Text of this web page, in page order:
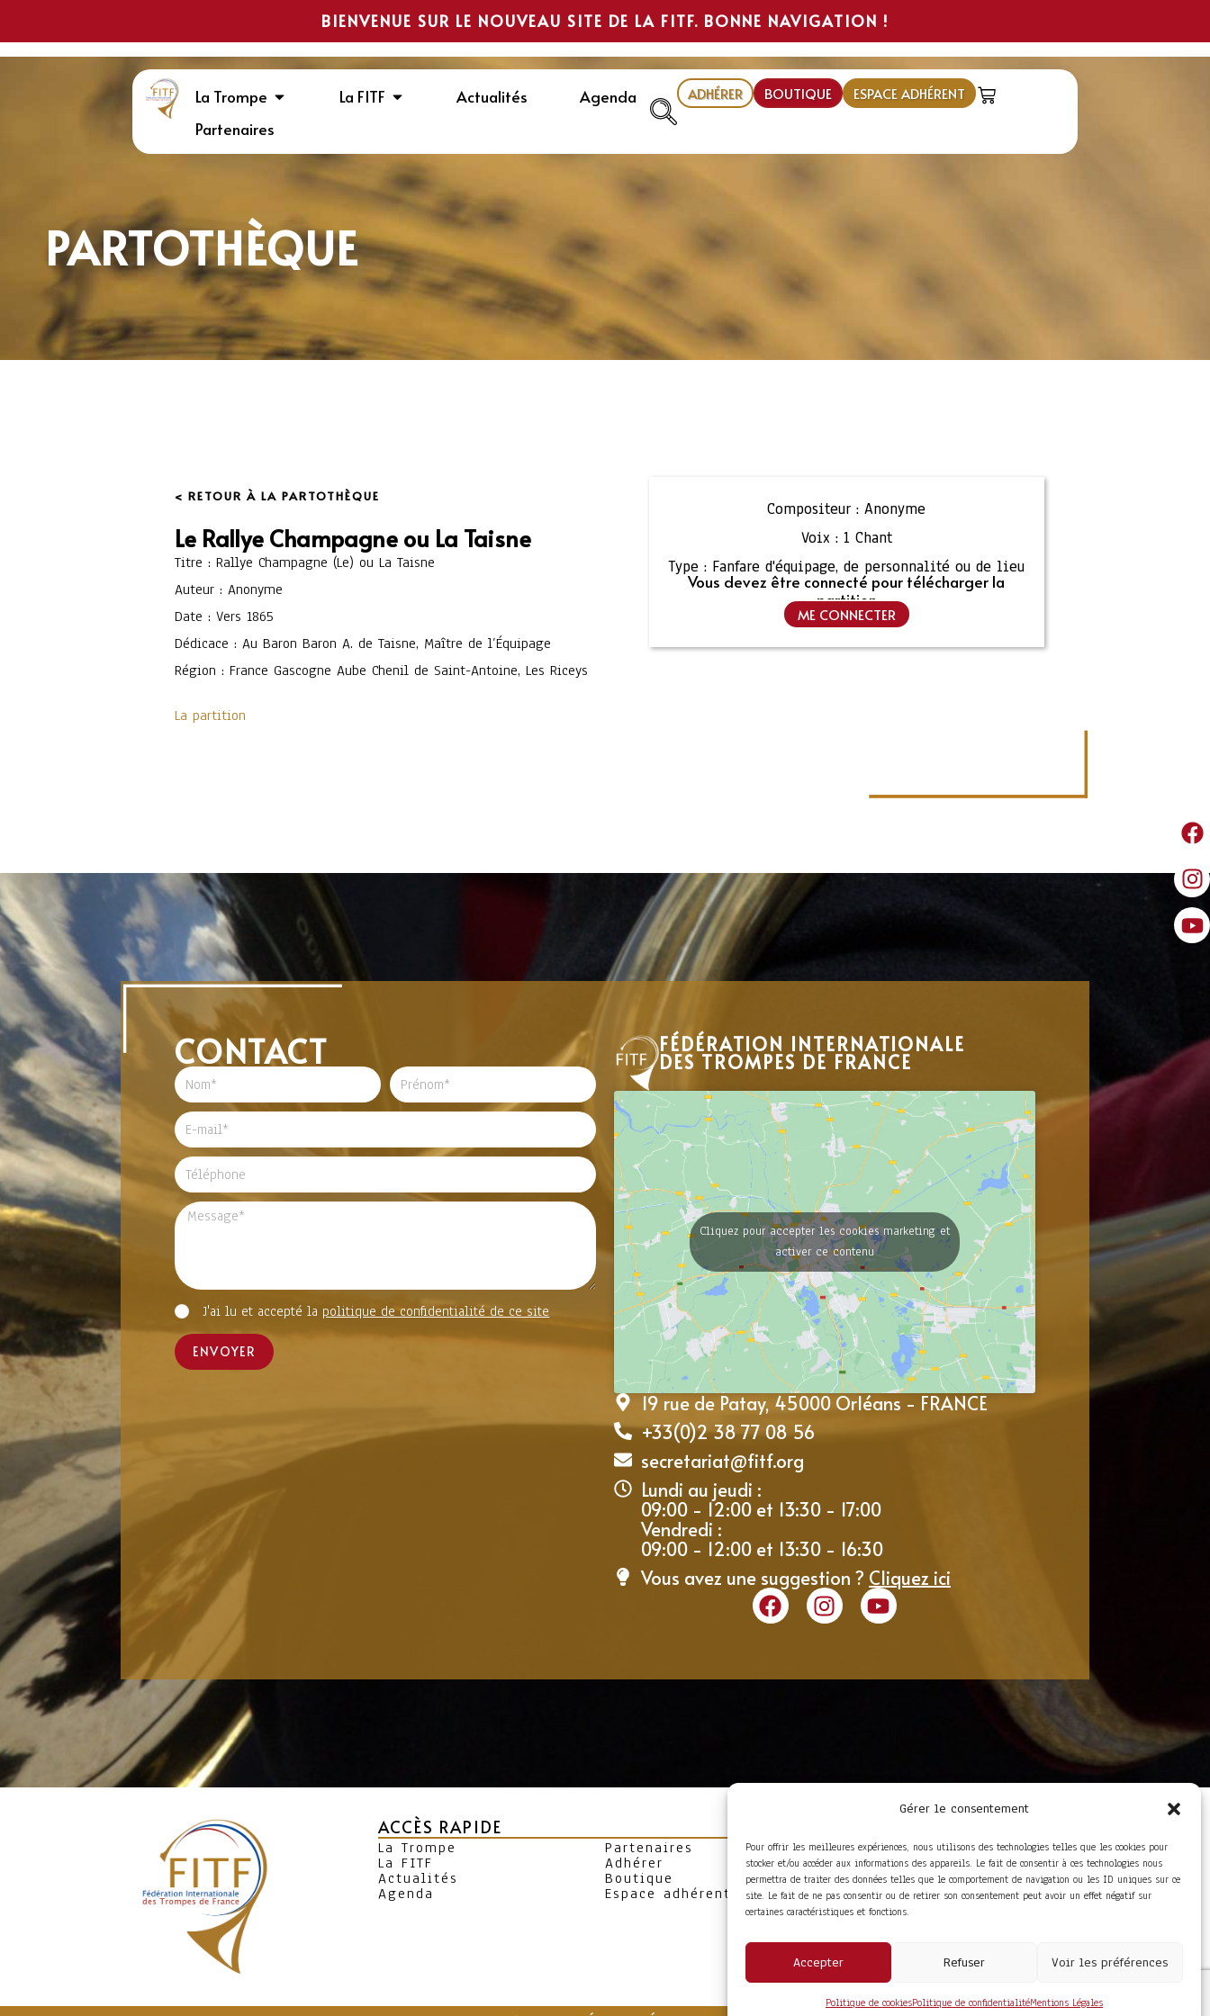
Gérer le consentement
Pour offrir les meilleures expériences, nous utilisons des technologies telles que les cookies pour
stocker et/ou accéder aux informations des appareils. Le fait de consentir à ces technologies nous
permettra de traiter des données telles que le comportement de navigation ou les ID uniques sur ce
site. Le fait de ne pas consentir ou de retirer son consentement peut avoir un effet négatif sur
certaines caractéristiques et fonctions.
Accepter Refuser Voir les préférences
Politique de cookiesPolitique de confidentialitéMentions Légales
BIENVENUE SUR LE NOUVEAU SITE DE LA FITF. BONNE NAVIGATION !
La Trompe La FITF Actualités
Agenda
Partenaires
ADHÉRER BOUTIQUE ESPACE ADHÉRENT
PARTOTHÈQUE
< RETOUR À LA PARTOTHÈQUE
Le Rallye Champagne ou La Taisne
Titre : Rallye Champagne (Le) ou La Taisne
Auteur : Anonyme
Date : Vers 1865
Dédicace : Au Baron Baron A. de Taisne, Maître de l’Équipage
Région : France Gascogne Aube Chenil de Saint-Antoine, Les Riceys
La partition
Compositeur : Anonyme
Voix : 1 Chant
Type : Fanfare d'équipage, de personnalité ou de lieu
Vous devez être connecté pour télécharger la
partition
ME CONNECTER
CONTACT
J'ai lu et accepté la politique de confidentialité de ce site
ENVOYER
FÉDÉRATION INTERNATIONALE
DES TROMPES DE FRANCE
Cliquez pour accepter les cookies marketing et
activer ce contenu
19 rue de Patay, 45000 Orléans - FRANCE
+33(0)2 38 77 08 56
secretariat@fitf.org
Lundi au jeudi :
09:00 - 12:00 et 13:30 - 17:00
Vendredi :
09:00 - 12:00 et 13:30 - 16:30
Vous avez une suggestion ? Cliquez ici
ACCÈS RAPIDE
La Trompe
La FITF
Actualités
Agenda
Partenaires
Adhérer
Boutique
Espace adhérent
Foire aux questions
Conditions Générales de
Vente
Mentions Légales
Politique de